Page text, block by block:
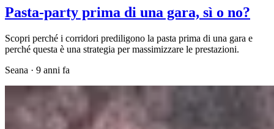
Pasta-party prima di una gara, sì o no?
Scopri perché i corridori prediligono la pasta prima di una gara e
perché questa è una strategia per massimizzare le prestazioni.
Seana · 9 anni fa